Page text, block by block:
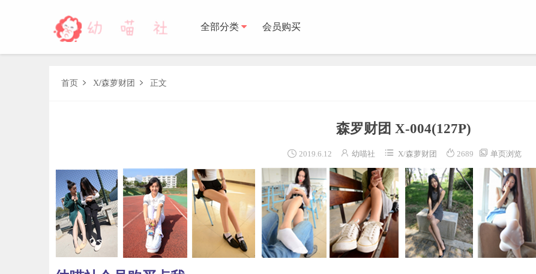
全部分类 会员购买
首页  X/森萝财团  正文
森罗财团 X-004(127P)
 2019.6.12  幼喵社  X/森萝财团  2689  单页浏览